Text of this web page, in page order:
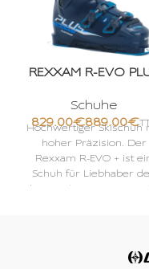
REXXAM R-EVO
Schuhe
€
€
Hochwertiger Skischuh
hoher Präzision. Der
Rexxam R-EVO + ist
Schuh für Liebhaber